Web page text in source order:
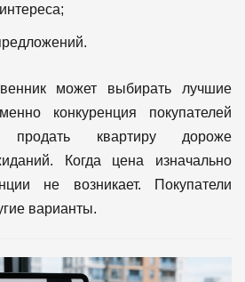
может выбирать лучшие
конкуренция покупателей
продать квартиру дороже
Когда цена изначально
не возникает.
Покупатели
варианты.